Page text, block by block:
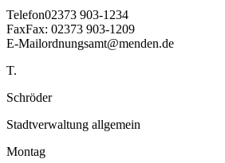
Telefon02373 903-1234
FaxFax: 02373 903-1209
E-Mailordnungsamt@menden.de
T.
Schröder
Stadtverwaltung allgemein
Montag